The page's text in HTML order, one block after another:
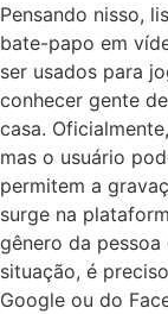
Pensando nisso,
bate-papo em
ser usados para
conhecer gente
casa.
mas o usuário
permitem a
surge na
gênero da
situação, é
Google ou do